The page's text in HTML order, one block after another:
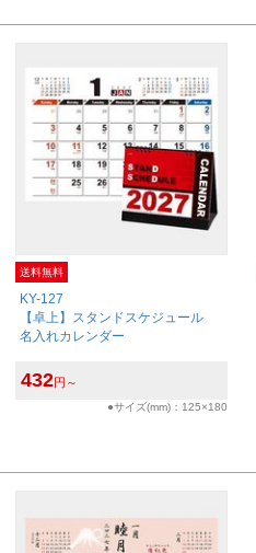
送料無料
KY-127
【卓上】スタンドスケジュール
名入れカレンダー
432円～
●サイズ(mm)：125×180